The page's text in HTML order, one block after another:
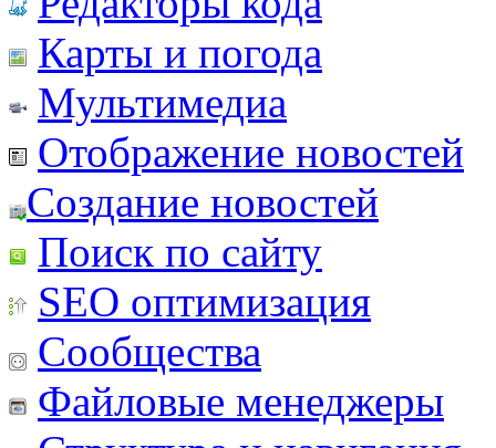
Карты и погода
Мультимедиа
Отображение новостей
Создание новостей
Поиск по сайту
SEO оптимизация
Сообщества
Файловые менеджеры